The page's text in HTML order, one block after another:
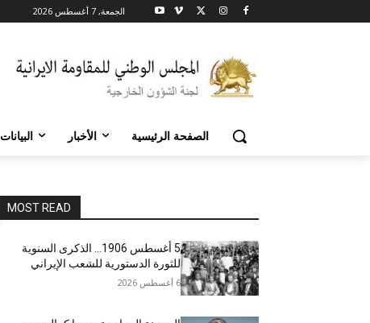
الجمعة, 7 أغسطس 2026
الصفحة الرئيسية الأخبار البيانات
MOST READ
5 أغسطس 1906… الذكرى السنوية
للثورة الدستورية للشعب الإيراني
6 أغسطس 2026